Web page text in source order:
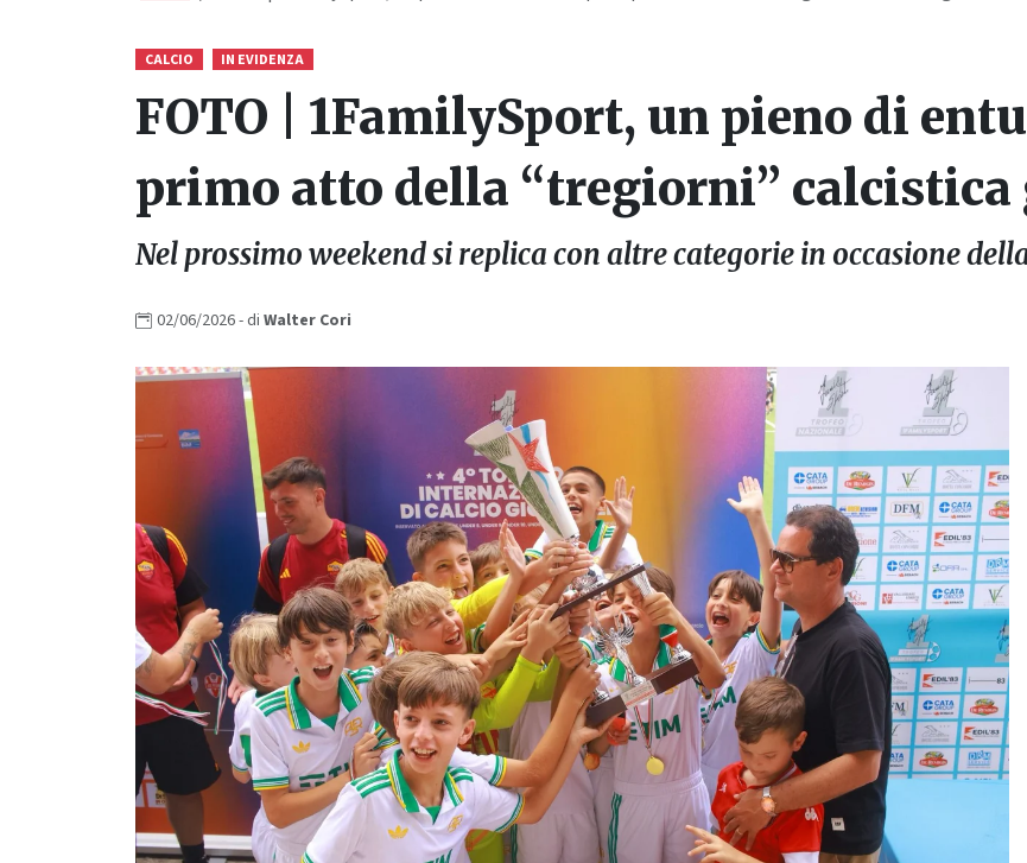
CALCIO IN EVIDENZA
FOTO | 1FamilySport, un pieno di
primo atto della “tregiorni”
Nel prossimo weekend si replica con altre categorie in occasione
02/06/2026- di Walter Cori